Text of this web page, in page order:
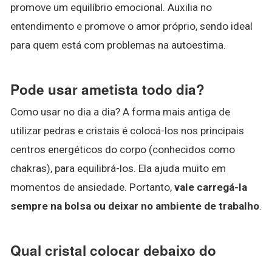
promove um equilíbrio emocional. Auxilia no
entendimento e promove o amor próprio, sendo ideal
para quem está com problemas na autoestima.
Pode usar ametista todo dia?
Como usar no dia a dia? A forma mais antiga de
utilizar pedras e cristais é colocá-los nos principais
centros energéticos do corpo (conhecidos como
chakras), para equilibrá-los. Ela ajuda muito em
momentos de ansiedade. Portanto, vale carregá-la
sempre na bolsa ou deixar no ambiente de trabalho.
Qual cristal colocar debaixo do